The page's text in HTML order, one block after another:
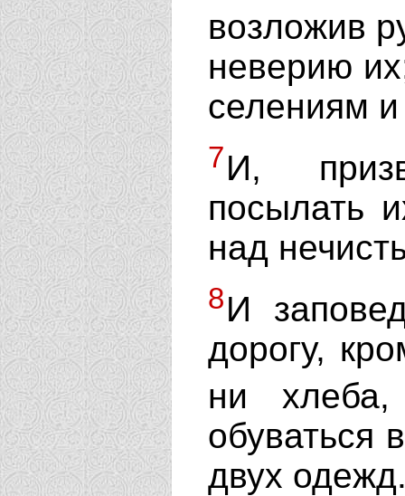
возложив
неверию
селениям
7И,
посылать
над
8И
дорогу,
ни
обуваться
двух